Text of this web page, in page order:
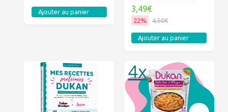
Ajouter au panier 3,49€
22% 4,50€
Ajouter au panier